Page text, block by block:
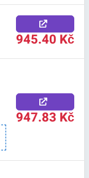
945.40 Kč
947.83 Kč